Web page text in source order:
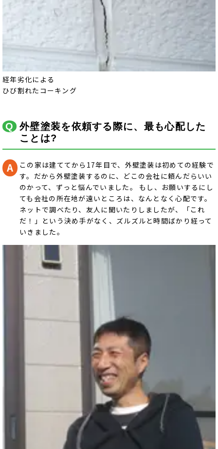
経年劣化による
ひび割れたコーキング
外壁塗装を依頼する際に、最も心配した
ことは?
この家は建ててから17年目で、外壁塗装は初めての経験で
す。だから外壁塗装するのに、どこの会社に頼んだらいい
のかって、ずっと悩んでいました。 もし、お願いするにし
ても会社の所在地が遠いところは、なんとなく心配です。
ネットで調べたり、友人に聞いたりしましたが、「これ
だ！」という決め手がなく、ズルズルと時間ばかり経って
いきました。